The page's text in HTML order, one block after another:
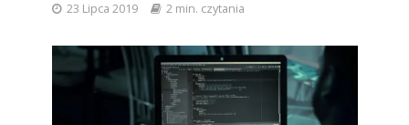
23 Lipca 2019 2 min. czytania